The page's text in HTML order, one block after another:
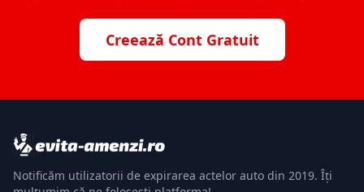
Creează Cont Gratuit
Notificăm utilizatorii de expirarea actelor auto din 2019. Îți